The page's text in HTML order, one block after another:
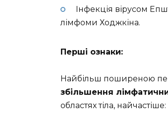
Інфекція вірусом
лімфоми Ходжкіна.
Перші ознаки:
Найбільш поширеною
збільшення
областях тіла, найчастіше: